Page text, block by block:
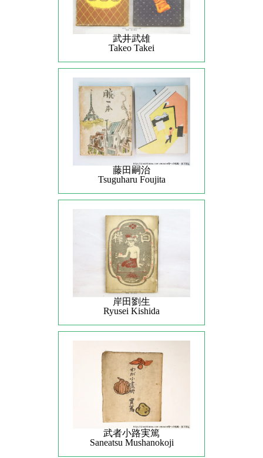
武井武雄
Takeo Takei
藤田嗣治
Tsuguharu Foujita
岸田劉生
Ryusei Kishida
武者小路実篤
Saneatsu Mushanokoji